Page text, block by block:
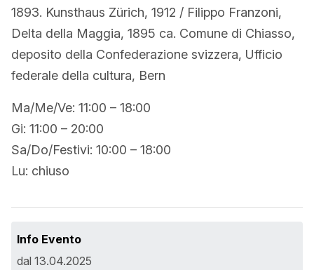
1893. Kunsthaus Zürich, 1912 / Filippo Franzoni,
Delta della Maggia, 1895 ca. Comune di Chiasso,
deposito della Confederazione svizzera, Ufficio
federale della cultura, Bern
Ma/Me/Ve: 11:00 – 18:00
Gi: 11:00 – 20:00
Sa/Do/Festivi: 10:00 – 18:00
Lu: chiuso
Info Evento
dal 13.04.2025